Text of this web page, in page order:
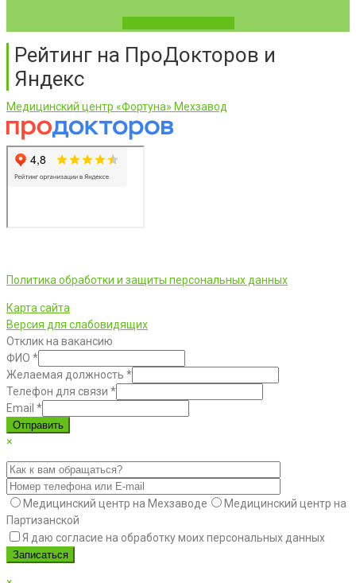
Рейтинг на ПроДокторов и
Яндекс
Медицинский центр «Фортуна» Мехзавод
Политика обработки и защиты персональных данных
Карта сайта
Версия для слабовидящих
Отклик на вакансию
ФИО *
Желаемая должность *
Телефон для связи *
Email *
Отправить
×
Медицинский центр на Мехзаводе
Медицинский центр на
Партизанской
Я даю согласие на обработку моих персональных данных